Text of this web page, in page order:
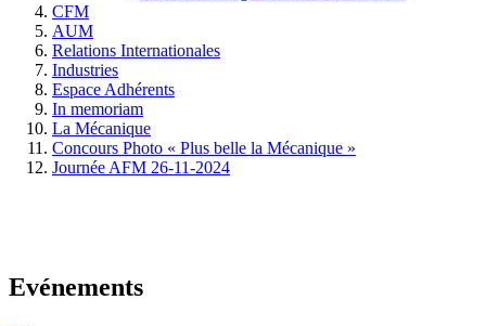
CFM
AUM
Relations Internationales
Industries
Espace Adhérents
In memoriam
La Mécanique
Concours Photo « Plus belle la Mécanique »
Journée AFM 26-11-2024
Evénements